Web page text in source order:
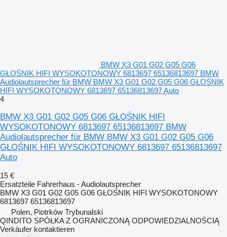
BMW X3 G01 G02 G05 G06
GŁOŚNIK HIFI WYSOKOTONOWY 6813697 65136813697 BMW
Audiolautsprecher für BMW BMW X3 G01 G02 G05 G06 GŁOŚNIK
HIFI WYSOKOTONOWY 6813697 65136813697 Auto
4
BMW X3 G01 G02 G05 G06 GŁOŚNIK HIFI
WYSOKOTONOWY 6813697 65136813697 BMW
Audiolautsprecher für BMW BMW X3 G01 G02 G05 G06
GŁOŚNIK HIFI WYSOKOTONOWY 6813697 65136813697
Auto
15 €
Ersatzteile Fahrerhaus - Audiolautsprecher
BMW X3 G01 G02 G05 G06 GŁOŚNIK HIFI WYSOKOTONOWY
6813697 65136813697
Polen, Piotrków Trybunalski
QINDITO SPÓŁKA Z OGRANICZONĄ ODPOWIEDZIALNOŚCIĄ
Verkäufer kontaktieren